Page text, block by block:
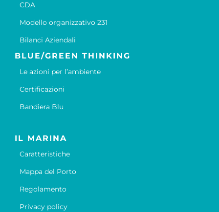
CDA
Modello organizzativo 231
Bilanci Aziendali
BLUE/GREEN THINKING
Le azioni per l’ambiente
Certificazioni
Bandiera Blu
IL MARINA
Caratteristiche
Mappa del Porto
Regolamento
Privacy policy